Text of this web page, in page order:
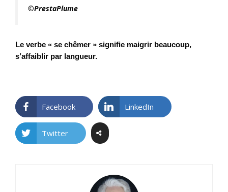
©PrestaPlume
Le verbe « se chêmer » signifie maigrir beaucoup,
s’affaiblir par langueur.
Facebook LinkedIn
Twitter